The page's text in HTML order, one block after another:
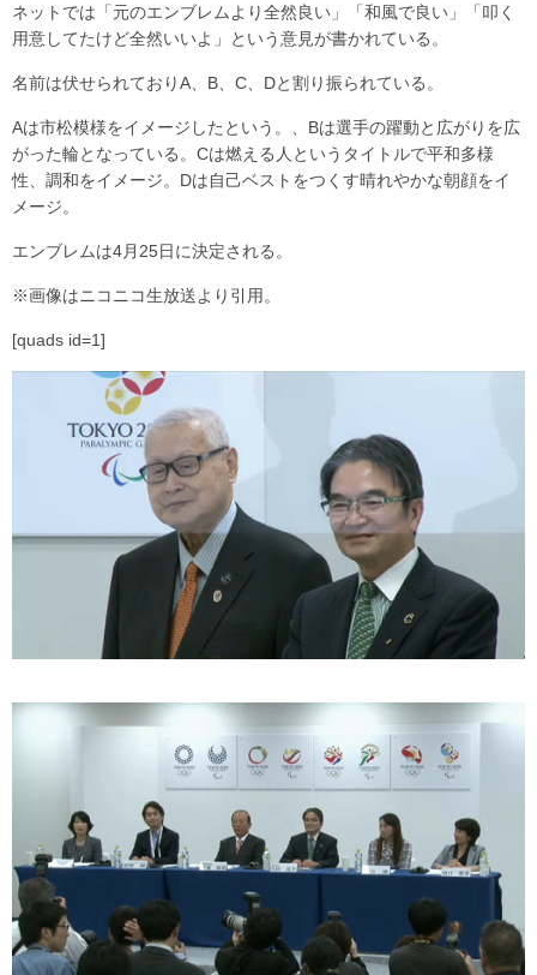
ネットでは「元のエンブレムより全然良い」「和風で良い」「叩く
用意してたけど全然いいよ」という意見が書かれている。
名前は伏せられておりA、B、C、Dと割り振られている。
Aは市松模様をイメージしたという。、Bは選手の躍動と広がりを広
がった輪となっている。Cは燃える人というタイトルで平和多様
性、調和をイメージ。Dは自己ベストをつくす晴れやかな朝顔をイ
メージ。
エンブレムは4月25日に決定される。
※画像はニコニコ生放送より引用。
[quads id=1]